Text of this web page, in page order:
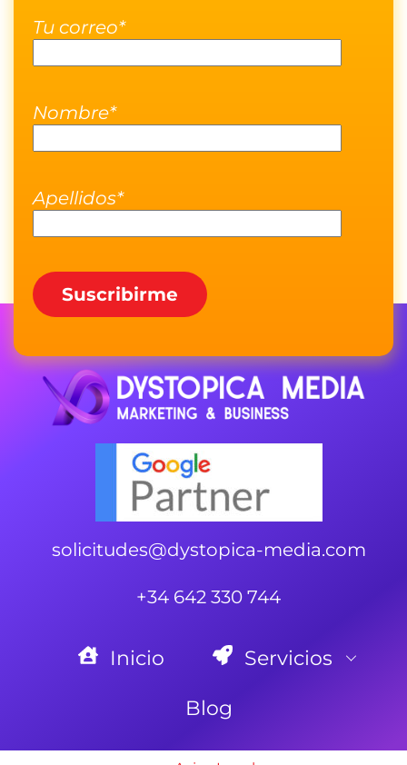
Tu correo*
Nombre*
Apellidos*
solicitudes@dystopica-media.com
+34 642 330 744
Inicio Servicios
Blog